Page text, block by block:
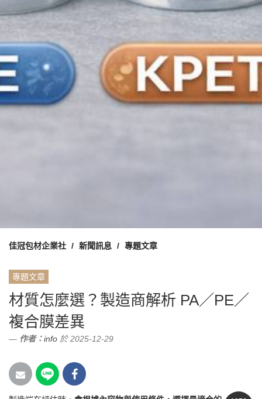
佳冠包材企業社 新聞訊息 專題文章
專題文章
材質怎麼選？製造商解析 PA／PE／
複合膜差異
作者：info 於 2025-12-29